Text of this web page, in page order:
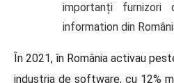
importanți
information din
În 2021, în România activau
industria de software, cu 12%